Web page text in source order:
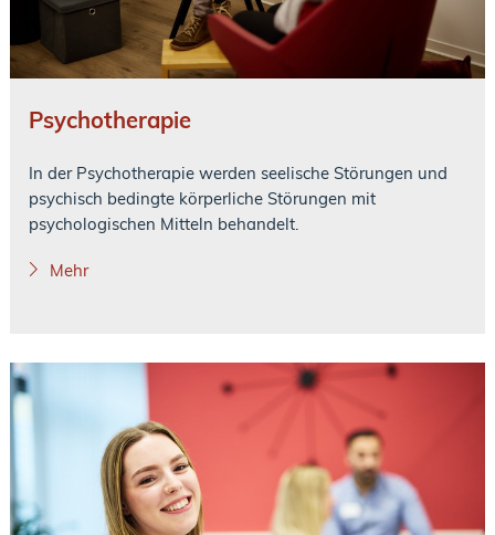
Psychotherapie
In der Psychotherapie werden seelische Störungen und
psychisch bedingte körperliche Störungen mit
psychologischen Mitteln behandelt.
Mehr